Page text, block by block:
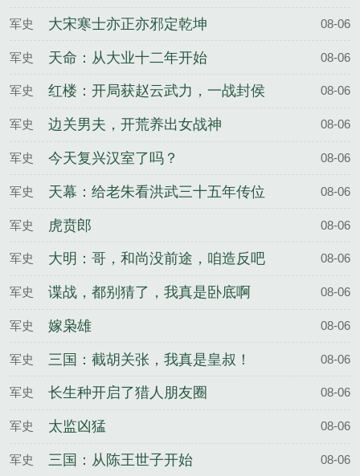
军史 大宋寒士亦正亦邪定乾坤 08-06
军史 天命：从大业十二年开始 08-06
军史 红楼：开局获赵云武力，一战封侯 08-06
军史 边关男夫，开荒养出女战神 08-06
军史 今天复兴汉室了吗？ 08-06
军史 天幕：给老朱看洪武三十五年传位 08-06
军史 虎贲郎 08-06
军史 大明：哥，和尚没前途，咱造反吧 08-06
军史 谍战，都别猜了，我真是卧底啊 08-06
军史 嫁枭雄 08-06
军史 三国：截胡关张，我真是皇叔！ 08-06
军史 长生种开启了猎人朋友圈 08-06
军史 太监凶猛 08-06
军史 三国：从陈王世子开始 08-06